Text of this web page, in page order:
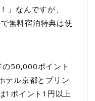
」なんですが、
無料宿泊特典は使
の50,000ポイント
テル京都とプリン
1ポイント1円以上